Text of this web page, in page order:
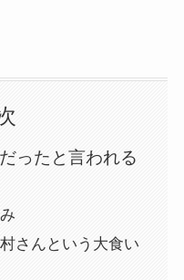
ったと言われる
さんという大食い